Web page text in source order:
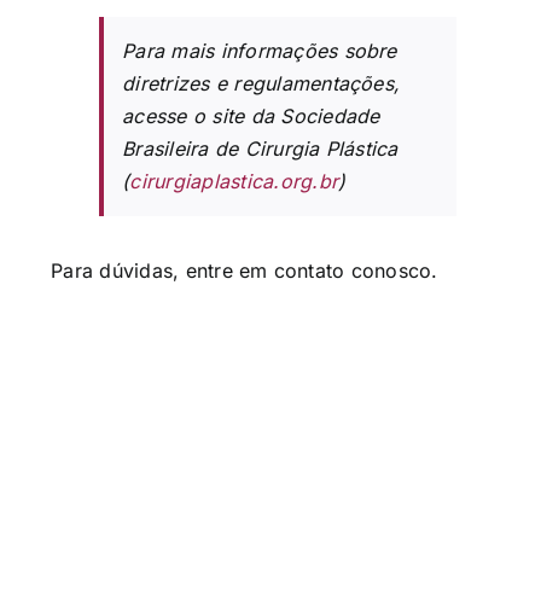
Para mais informações sobre
diretrizes e regulamentações,
acesse o site da Sociedade
Brasileira de Cirurgia Plástica
(cirurgiaplastica.org.br)
Para dúvidas, entre em contato conosco.